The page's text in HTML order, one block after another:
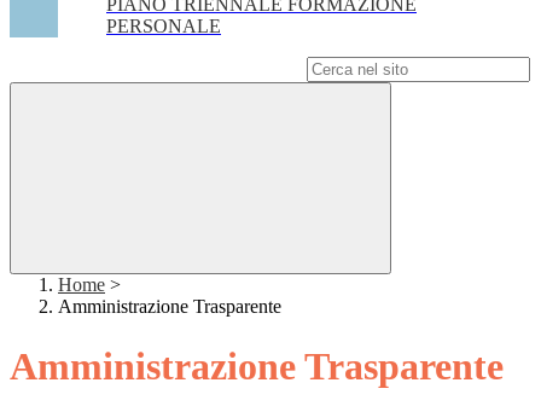
PIANO TRIENNALE FORMAZIONE
PERSONALE
Home >
Amministrazione Trasparente
Amministrazione Trasparente